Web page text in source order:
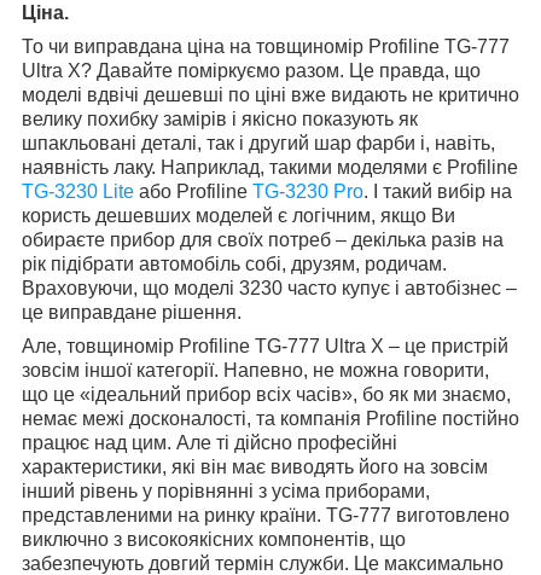
Ціна.
То чи виправдана ціна на товщиномір Profiline TG-777
Ultra X? Давайте поміркуємо разом. Це правда, що
моделі вдвічі дешевші по ціні вже видають не критично
велику похибку замірів і якісно показують як
шпакльовані деталі, так і другий шар фарби і, навіть,
наявність лаку. Наприклад, такими моделями є Profiline
TG-3230 Lite або Profiline TG-3230 Pro. І такий вибір на
користь дешевших моделей є логічним, якщо Ви
обираєте прибор для своїх потреб – декілька разів на
рік підібрати автомобіль собі, друзям, родичам.
Враховуючи, що моделі 3230 часто купує і автобізнес –
це виправдане рішення.
Але, товщиномір Profiline TG-777 Ultra X – це пристрій
зовсім іншої категорії. Напевно, не можна говорити,
що це «ідеальний прибор всіх часів», бо як ми знаємо,
немає межі досконалості, та компанія Profiline постійно
працює над цим. Але ті дійсно професійні
характеристики, які він має виводять його на зовсім
інший рівень у порівнянні з усіма приборами,
представленими на ринку країни. TG-777 виготовлено
виключно з високоякісних компонентів, що
забезпечують довгий термін служби. Це максимально